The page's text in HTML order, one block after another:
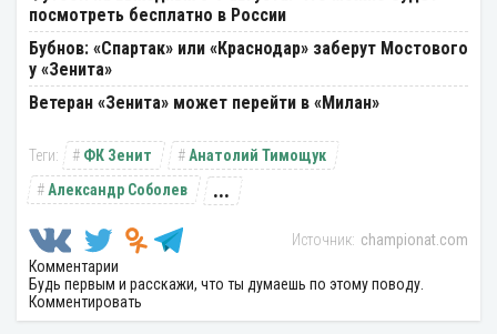
посмотреть бесплатно в России
Бубнов: «Спартак» или «Краснодар» заберут Мостового
у «Зенита»
Ветеран «Зенита» может перейти в «Милан»
ФК Зенит
Анатолий Тимощук
Александр Соболев
...
championat.com
Комментарии
Будь первым и расскажи, что ты думаешь по этому поводу.
Комментировать